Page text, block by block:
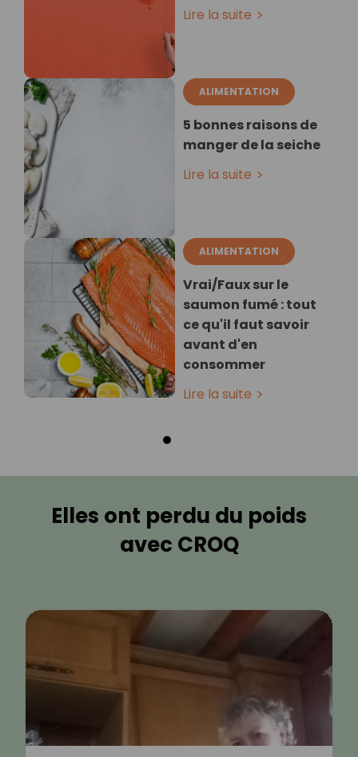
Lire la suite
ALIMENTATION
5 bonnes raisons de
manger de la seiche
Lire la suite
ALIMENTATION
Vrai/Faux sur le
saumon fumé : tout
ce qu'il faut savoir
avant d'en
consommer
Lire la suite
Elles ont perdu du poids
avec CROQ